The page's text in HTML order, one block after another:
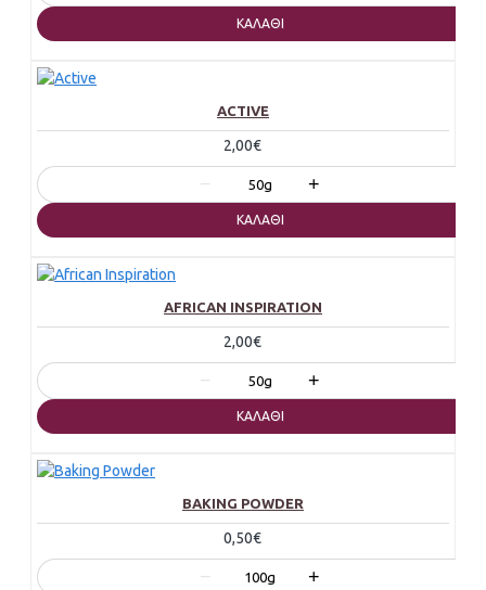
ΚΑΛΆΘΙ
ACTIVE
2,00€
− 50g +
ΚΑΛΆΘΙ
AFRICAN INSPIRATION
2,00€
− 50g +
ΚΑΛΆΘΙ
BAKING POWDER
0,50€
− 100g +